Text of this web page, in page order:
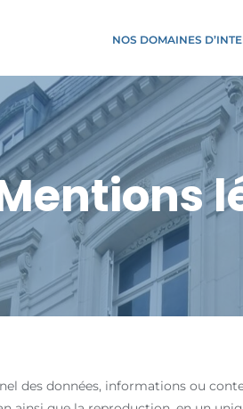
NOS DOMAINES
des données, informations ou